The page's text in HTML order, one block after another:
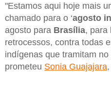
"Estamos aqui hoje mais
chamado para o ‘agosto
agosto para Brasília, para
retrocessos, contra todas
indígenas que tramitam
prometeu Sonia Guajajara